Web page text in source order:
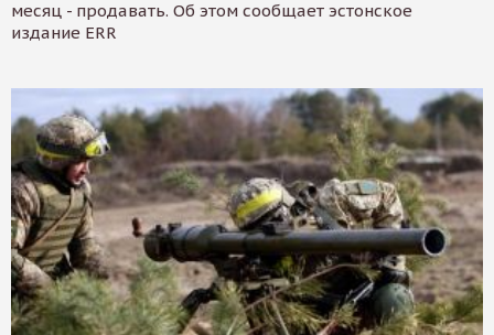
месяц - продавать. Об этом сообщает эстонское
издание ERR